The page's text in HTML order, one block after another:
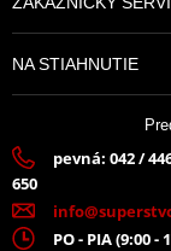
NA STIAHNUTIE
pevná: 042 /
650
PO - PIA (9:00 -